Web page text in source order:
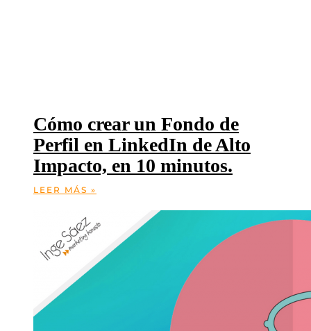
Cómo crear un Fondo de
Perfil en LinkedIn de Alto
Impacto, en 10 minutos.
LEER MÁS »